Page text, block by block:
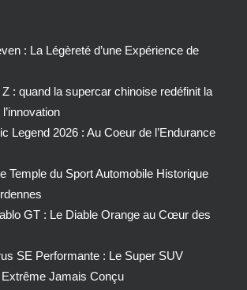
: La Légèreté d’une Expérience de
: quand la supercar chinoise redéfinit la
Legend 2026 : Au Coeur de l’Endurance
Temple du Sport Automobile Historique
GT : Le Diable Orange au Cœur des
SE Performante : Le Super SUV
Jamais Conçu